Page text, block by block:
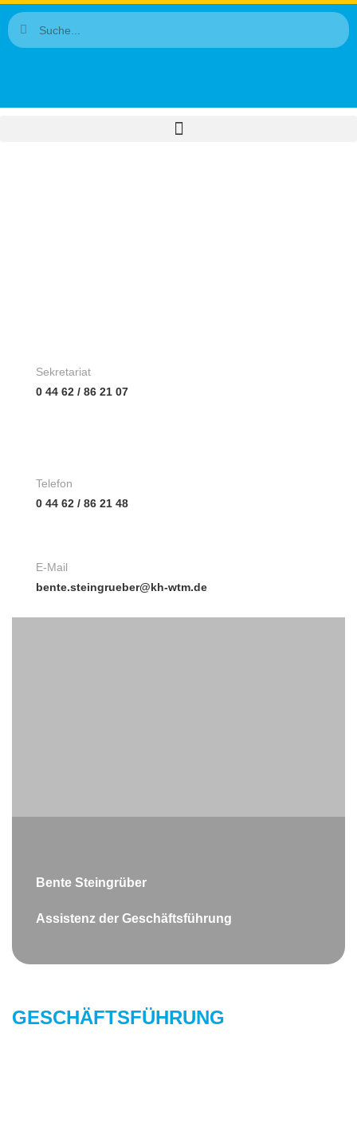
Sekretariat
0 44 62 / 86 21 07
Telefon
0 44 62 / 86 21 48
E-Mail
bente.steingrueber@kh-wtm.de
Bente Steingrüber
Assistenz der Geschäftsführung
GESCHÄFTSFÜHRUNG